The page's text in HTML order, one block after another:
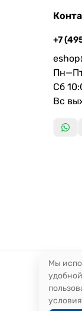
+7
Сб
Вс
Мы
условия